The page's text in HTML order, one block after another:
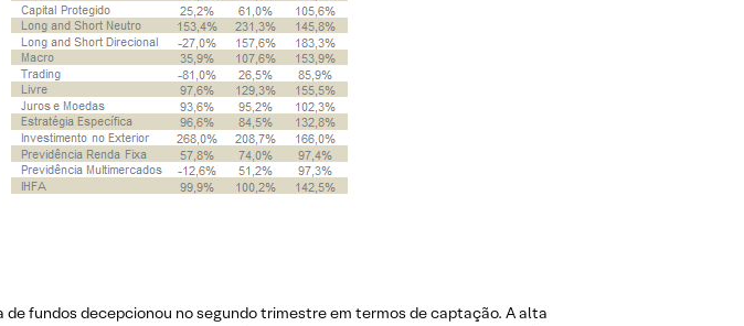
fundos decepcionou no segundo trimestre em termos de captação. A alta